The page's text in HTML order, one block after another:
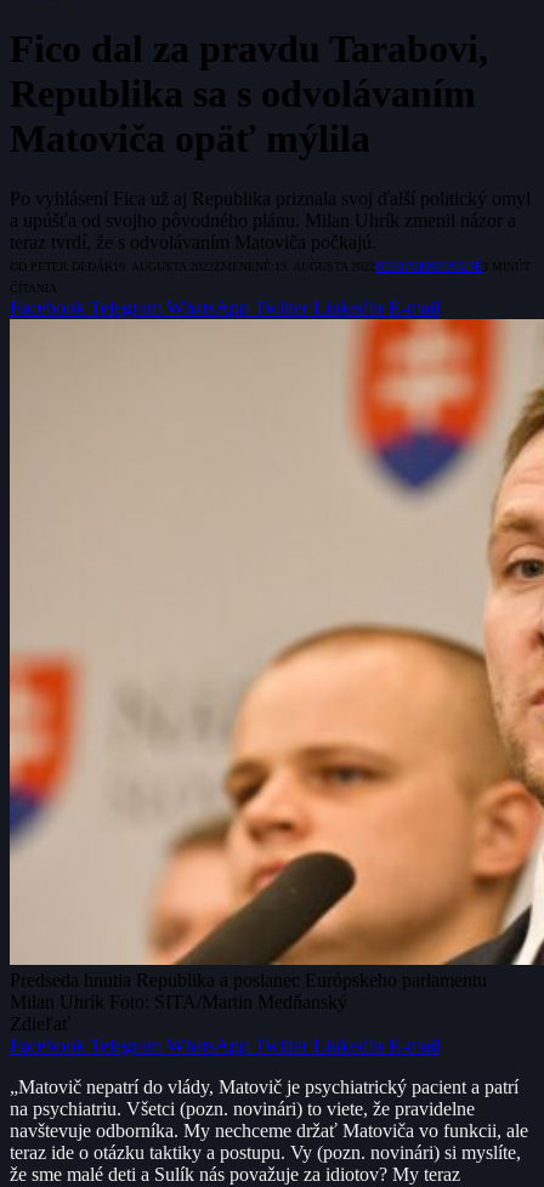
Fico dal za pravdu Tarabovi,
Republika sa s odvolávaním
Matoviča opäť mýlila
Po vyhlásení Fica už aj Republika priznala svoj ďalší politický omyl
a upúšťa od svojho pôvodného plánu. Milan Uhrík zmenil názor a
teraz tvrdí, že s odvolávaním Matoviča počkajú.
OD PETER DEDÁK 19. AUGUSTA 2022 ZMENENÉ: 19. AUGUSTA 2022 NEKOMENTOVANÉ 3 MINÚT
ČÍTANIA
Facebook Telegram WhatsApp Twitter LinkedIn E-mail
Predseda hnutia Republika a poslanec Európskeho parlamentu
Milan Uhrík Foto: SITA/Martin Medňanský
Zdieľať
Facebook Telegram WhatsApp Twitter LinkedIn E-mail
„Matovič nepatrí do vlády, Matovič je psychiatrický pacient a patrí
na psychiatriu. Všetci (pozn. novinári) to viete, že pravidelne
navštevuje odborníka. My nechceme držať Matoviča vo funkcii, ale
teraz ide o otázku taktiky a postupu. Vy (pozn. novinári) si myslíte,
že sme malé deti a Sulík nás považuje za idiotov? My teraz